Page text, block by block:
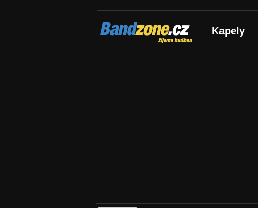
Bandzone.cz
žijeme hudbou Kapely